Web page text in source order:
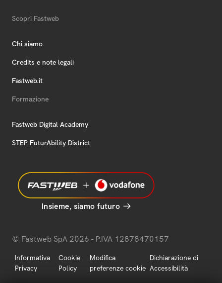
Scopri Fastweb
Chi siamo
Credits e note legali
Fastweb.it
Formazione
Fastweb Digital Academy
STEP FuturAbility District
Insieme, siamo futuro
© Fastweb SpA 2026 - P.IVA 12878470157
Informativa
Privacy
Cookie
Policy
Modifica
preferenze cookie
Dichiarazione di
Accessibilità